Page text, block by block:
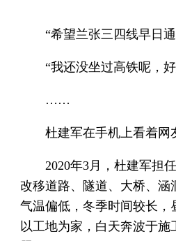
“希望兰张三四线早日
“我还没坐过高铁呢，
……
杜建军在手机上看着网
2020年3月，杜建军担
改移道路、隧道、大桥、
气温偏低，冬季时间较长，
以工地为家，白天奔波于